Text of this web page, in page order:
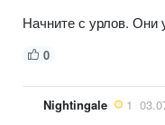
Начните с урлов. Они
0
Nightingale 1